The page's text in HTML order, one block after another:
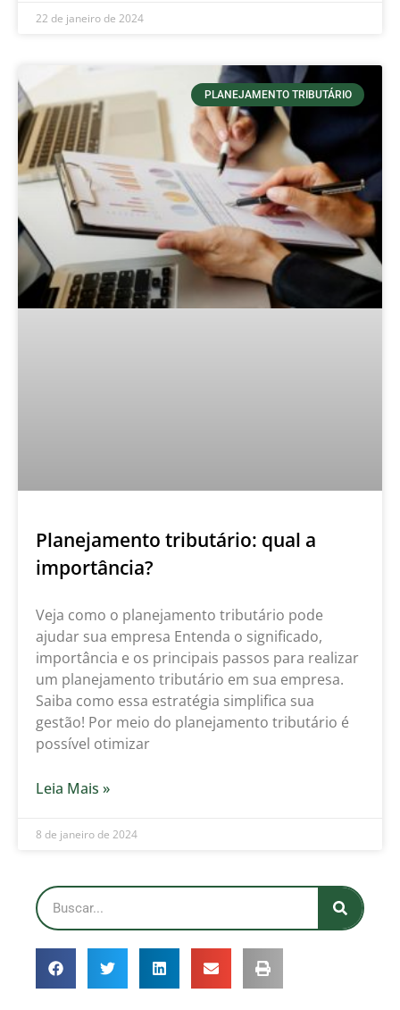
22 de janeiro de 2024
PLANEJAMENTO TRIBUTÁRIO
Planejamento tributário: qual a
importância?
Veja como o planejamento tributário pode
ajudar sua empresa Entenda o significado,
importância e os principais passos para realizar
um planejamento tributário em sua empresa.
Saiba como essa estratégia simplifica sua
gestão! Por meio do planejamento tributário é
possível otimizar
Leia Mais »
8 de janeiro de 2024